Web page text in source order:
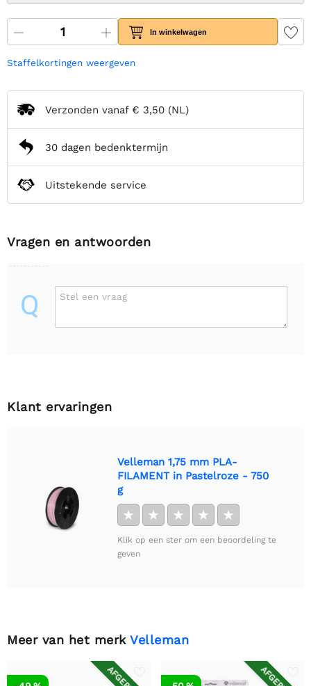
In winkelwagen
Staffelkortingen weergeven
Verzonden vanaf € 3,50 (NL)
30 dagen bedenktermijn
Uitstekende service
Vragen en antwoorden
Q Stel een vraag
Klant ervaringen
Velleman 1,75 mm PLA-
FILAMENT in Pastelroze - 750
g
★ ★ ★ ★ ★
Klik op een ster om een beoordeling te
geven
Meer van het merk Velleman